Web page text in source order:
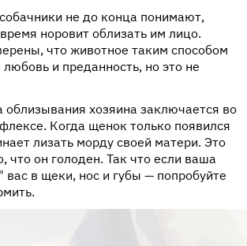
не до конца понимают,
норовит облизать им лицо.
что животное таким способом
и преданность, но это не
облизывания хозяина заключается во
Когда щенок только появился
лизать морду своей матери. Это
что он голоден. Так что если ваша
вас в щеки, нос и губы — попробуйте